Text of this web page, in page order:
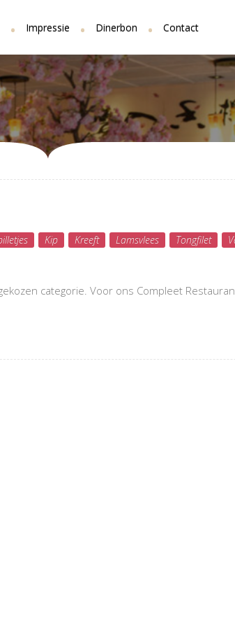
Impressie Dinerbon Contact
Kip Kreeft Lamsvlees Tongfilet
categorie. Voor ons Compleet